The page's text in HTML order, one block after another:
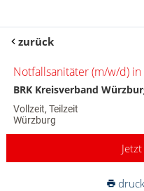
zurück
Notfallsanitäter (m/w/d)
BRK Kreisverband
Vollzeit, Teilzeit
Würzburg